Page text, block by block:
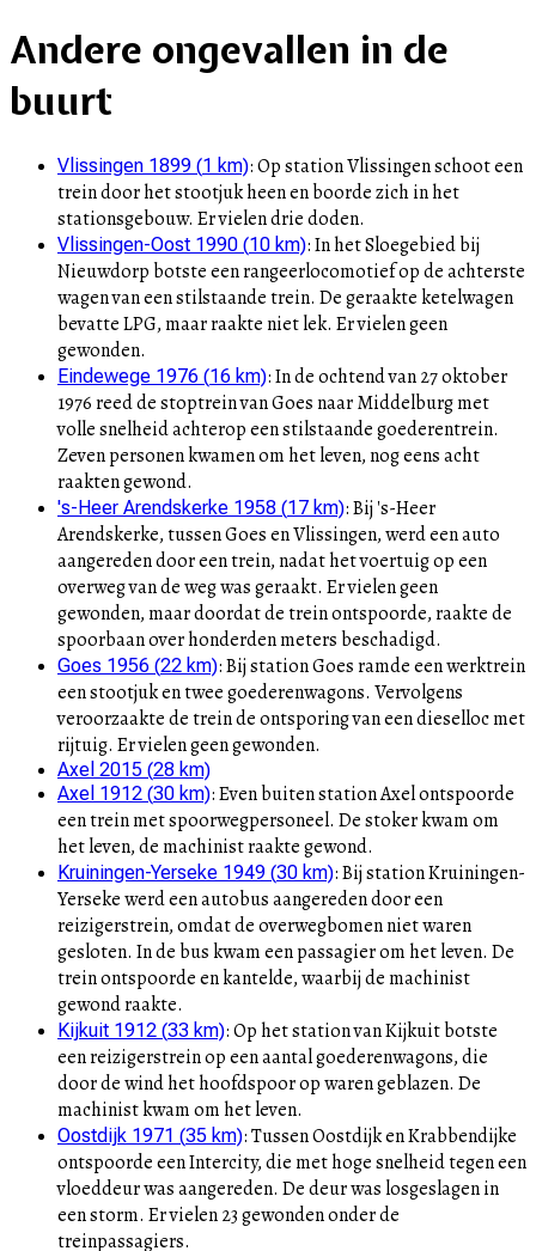
Andere ongevallen in de
buurt
Vlissingen 1899 (1 km):Op station Vlissingen schoot een
trein door het stootjuk heen en boorde zich in het
stationsgebouw. Er vielen drie doden.
Vlissingen-Oost 1990 (10 km):In het Sloegebied bij
Nieuwdorp botste een rangeerlocomotief op de achterste
wagen van een stilstaande trein. De geraakte ketelwagen
bevatte LPG, maar raakte niet lek. Er vielen geen
gewonden.
Eindewege 1976 (16 km):In de ochtend van 27 oktober
1976 reed de stoptrein van Goes naar Middelburg met
volle snelheid achterop een stilstaande goederentrein.
Zeven personen kwamen om het leven, nog eens acht
raakten gewond.
's-Heer Arendskerke 1958 (17 km):Bij 's-Heer
Arendskerke, tussen Goes en Vlissingen, werd een auto
aangereden door een trein, nadat het voertuig op een
overweg van de weg was geraakt. Er vielen geen
gewonden, maar doordat de trein ontspoorde, raakte de
spoorbaan over honderden meters beschadigd.
Goes 1956 (22 km):Bij station Goes ramde een werktrein
een stootjuk en twee goederenwagons. Vervolgens
veroorzaakte de trein de ontsporing van een dieselloc met
rijtuig. Er vielen geen gewonden.
Axel 2015 (28 km)
Axel 1912 (30 km):Even buiten station Axel ontspoorde
een trein met spoorwegpersoneel. De stoker kwam om
het leven, de machinist raakte gewond.
Kruiningen-Yerseke 1949 (30 km):Bij station Kruiningen-
Yerseke werd een autobus aangereden door een
reizigerstrein, omdat de overwegbomen niet waren
gesloten. In de bus kwam een passagier om het leven. De
trein ontspoorde en kantelde, waarbij de machinist
gewond raakte.
Kijkuit 1912 (33 km):Op het station van Kijkuit botste
een reizigerstrein op een aantal goederenwagons, die
door de wind het hoofdspoor op waren geblazen. De
machinist kwam om het leven.
Oostdijk 1971 (35 km):Tussen Oostdijk en Krabbendijke
ontspoorde een Intercity, die met hoge snelheid tegen een
vloeddeur was aangereden. De deur was losgeslagen in
een storm. Er vielen 23 gewonden onder de
treinpassagiers.